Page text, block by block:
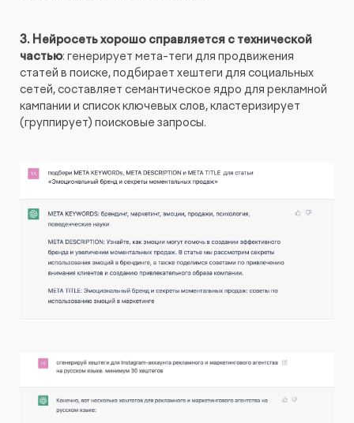
3. Нейросеть хорошо справляется с технической
частью: генерирует мета-теги для продвижения
статей в поиске, подбирает хештеги для социальных
сетей, составляет семантическое ядро для рекламной
кампании и список ключевых слов, кластеризирует
(группирует) поисковые запросы.